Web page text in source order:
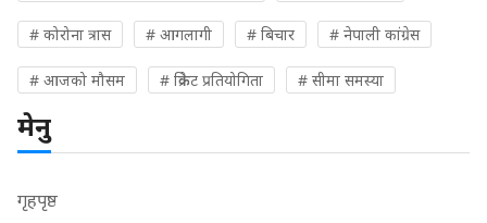
# कोरोना त्रास # आगलागी # बिचार # नेपाली कांग्रेस
# आजको मौसम # क्रिकेट प्रतियोगिता # सीमा समस्या
मेनु
गृहपृष्ठ